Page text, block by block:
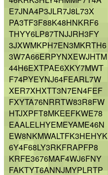
E7JNA4P3JLR7J8L73X
PA3TF3F88K48HNKRF6
THYY6LP87TNJJRH3FY
3JXWMKPH7EN3MKRTH6
3W7A66ERPYNXEWJHTM
44H6EXTPAE6XKY7MWT
F74PYEYNJ64FEARL7W
XER7XHXTT3N7EN4FEF
FXYTA76NRRTW83R8FW
HTJXPFT8MKEEFKWE78
EAALELHYEMEYAME46N
EW8NKMWALTFK3HEHYK
6Y4F68LY3RKFRAPFP8
KRFE3676MAF4WJ6FNY
FAKTYT6ANNJMYPLRTP